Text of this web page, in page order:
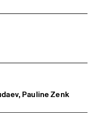
Pauline Zenk